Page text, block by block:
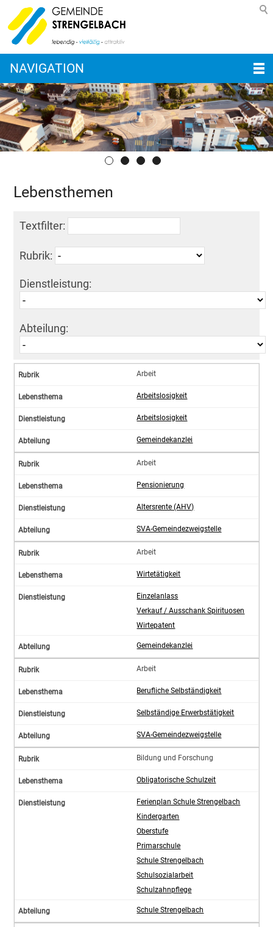
NAVIGATION
Lebensthemen
Textfilter:
Rubrik:
Dienstleistung:
Abteilung:
Arbeit
Arbeitslosigkeit
Arbeitslosigkeit
Gemeindekanzlei
Arbeit
Pensionierung
Altersrente (AHV)
SVA-Gemeindezweigstelle
Arbeit
Wirtetätigkeit
Einzelanlass
Verkauf / Ausschank Spirituosen
Wirtepatent
Gemeindekanzlei
Arbeit
Berufliche Selbständigkeit
Selbständige Erwerbstätigkeit
SVA-Gemeindezweigstelle
Bildung und Forschung
Obligatorische Schulzeit
Ferienplan Schule Strengelbach
Kindergarten
Oberstufe
Primarschule
Schule Strengelbach
Schulsozialarbeit
Schulzahnpflege
Schule Strengelbach